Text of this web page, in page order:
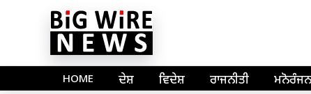
HOME ਦੇਸ਼ ਵਿਦੇਸ਼ ਰਾਜਨੀਤੀ ਮਨੋਰੰਜਨ